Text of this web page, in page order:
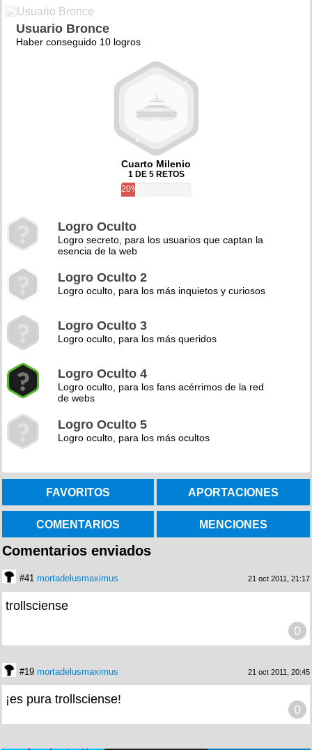
Usuario Bronce
Haber conseguido 10 logros
Cuarto Milenio
1 DE 5 RETOS
20%
Logro Oculto
Logro secreto, para los usuarios que captan la
esencia de la web
Logro Oculto 2
Logro oculto, para los más inquietos y curiosos
Logro Oculto 3
Logro oculto, para los más queridos
Logro Oculto 4
Logro oculto, para los fans acérrimos de la red
de webs
Logro Oculto 5
Logro oculto, para los más ocultos
FAVORITOS APORTACIONES
COMENTARIOS MENCIONES
Comentarios enviados
#41 mortadelusmaximus 21 oct 2011, 21:17
trollsciense
0
#19 mortadelusmaximus 21 oct 2011, 20:45
¡es pura trollsciense!
0